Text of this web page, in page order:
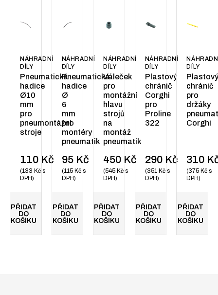
NÁHRADNÍ
DÍLY
Pneumatická
hadice
Ø10
mm
pro
pneumontážní
stroje
110 Kč
133 Kč s
DPH
PŘIDAT
DO
KOŠÍKU
NÁHRADNÍ
DÍLY
Pneumatická
hadice
Ø
6
mm
pro
montéry
pneumatik
95 Kč
115 Kčs
DPH
PŘIDAT
DO
KOŠÍKU
NÁHRADNÍ
DÍLY
Váleček
pro
montážní
hlavu
strojů
na
montáž
pneumatik
450 Kč
545 Kč s
DPH
PŘIDAT
DO
KOŠÍKU
NÁHRADNÍ
DÍLY
Plastový
chránič
Corghi
pro
Proline
322
290 Kč
351 Kčs
DPH
PŘIDAT
DO
KOŠÍKU
DÍLY
chránič
pro
držáky
Corghi
310
375 Kč s
DPH
PŘIDAT
DO
KOŠÍKU